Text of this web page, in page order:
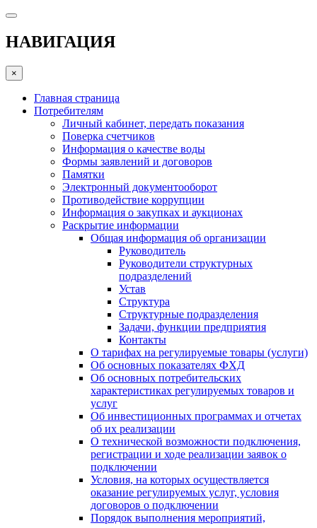
НАВИГАЦИЯ
×
Главная страница
Потребителям
Личный кабинет, передать показания
Поверка счетчиков
Информация о качестве воды
Формы заявлений и договоров
Памятки
Электронный документооборот
Противодействие коррупции
Информация о закупках и аукционах
Раскрытие информации
Общая информация об организации
Руководитель
Руководители структурных
подразделений
Устав
Структура
Структурные подразделения
Задачи, функции предприятия
Контакты
О тарифах на регулируемые товары (услуги)
Об основных показателях ФХД
Об основных потребительских
характеристиках регулируемых товаров и
услуг
Об инвестиционных программах и отчетах
об их реализации
О технической возможности подключения,
регистрации и ходе реализации заявок о
подключении
Условия, на которых осуществляется
оказание регулируемых услуг, условия
договоров о подключении
Порядок выполнения мероприятий,